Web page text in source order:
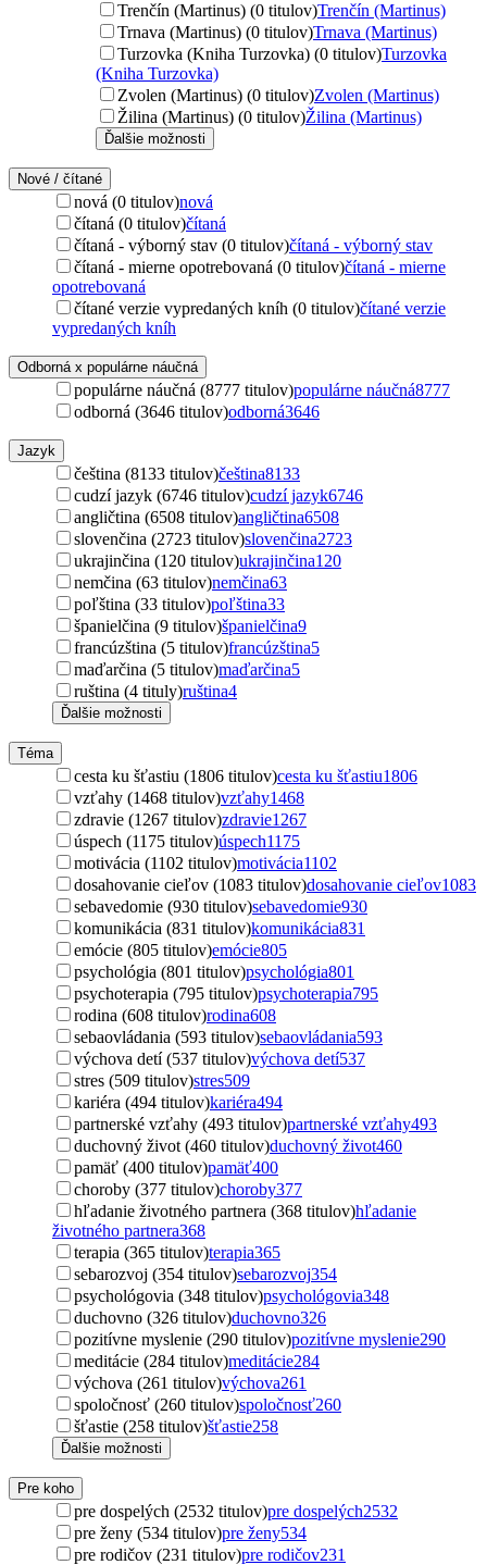
Trenčín (Martinus) (0 titulov)Trenčín (Martinus)
Trnava (Martinus) (0 titulov)Trnava (Martinus)
Turzovka (Kniha Turzovka) (0 titulov)Turzovka
(Kniha Turzovka)
Zvolen (Martinus) (0 titulov)Zvolen (Martinus)
Žilina (Martinus) (0 titulov)Žilina (Martinus)
Ďalšie možnosti
Nové / čítané
nová (0 titulov)nová
čítaná (0 titulov)čítaná
čítaná - výborný stav (0 titulov)čítaná - výborný stav
čítaná - mierne opotrebovaná (0 titulov)čítaná - mierne
opotrebovaná
čítané verzie vypredaných kníh (0 titulov)čítané verzie
vypredaných kníh
Odborná x populárne náučná
populárne náučná (8777 titulov)populárne náučná8777
odborná (3646 titulov)odborná3646
Jazyk
čeština (8133 titulov)čeština8133
cudzí jazyk (6746 titulov)cudzí jazyk6746
angličtina (6508 titulov)angličtina6508
slovenčina (2723 titulov)slovenčina2723
ukrajinčina (120 titulov)ukrajinčina120
nemčina (63 titulov)nemčina63
poľština (33 titulov)poľština33
španielčina (9 titulov)španielčina9
francúzština (5 titulov)francúzština5
maďarčina (5 titulov)maďarčina5
ruština (4 tituly)ruština4
Ďalšie možnosti
Téma
cesta ku šťastiu (1806 titulov)cesta ku šťastiu1806
vzťahy (1468 titulov)vzťahy1468
zdravie (1267 titulov)zdravie1267
úspech (1175 titulov)úspech1175
motivácia (1102 titulov)motivácia1102
dosahovanie cieľov (1083 titulov)dosahovanie cieľov1083
sebavedomie (930 titulov)sebavedomie930
komunikácia (831 titulov)komunikácia831
emócie (805 titulov)emócie805
psychológia (801 titulov)psychológia801
psychoterapia (795 titulov)psychoterapia795
rodina (608 titulov)rodina608
sebaovládania (593 titulov)sebaovládania593
výchova detí (537 titulov)výchova detí537
stres (509 titulov)stres509
kariéra (494 titulov)kariéra494
partnerské vzťahy (493 titulov)partnerské vzťahy493
duchovný život (460 titulov)duchovný život460
pamäť (400 titulov)pamäť400
choroby (377 titulov)choroby377
hľadanie životného partnera (368 titulov)hľadanie
životného partnera368
terapia (365 titulov)terapia365
sebarozvoj (354 titulov)sebarozvoj354
psychológovia (348 titulov)psychológovia348
duchovno (326 titulov)duchovno326
pozitívne myslenie (290 titulov)pozitívne myslenie290
meditácie (284 titulov)meditácie284
výchova (261 titulov)výchova261
spoločnosť (260 titulov)spoločnosť260
šťastie (258 titulov)šťastie258
Ďalšie možnosti
Pre koho
pre dospelých (2532 titulov)pre dospelých2532
pre ženy (534 titulov)pre ženy534
pre rodičov (231 titulov)pre rodičov231